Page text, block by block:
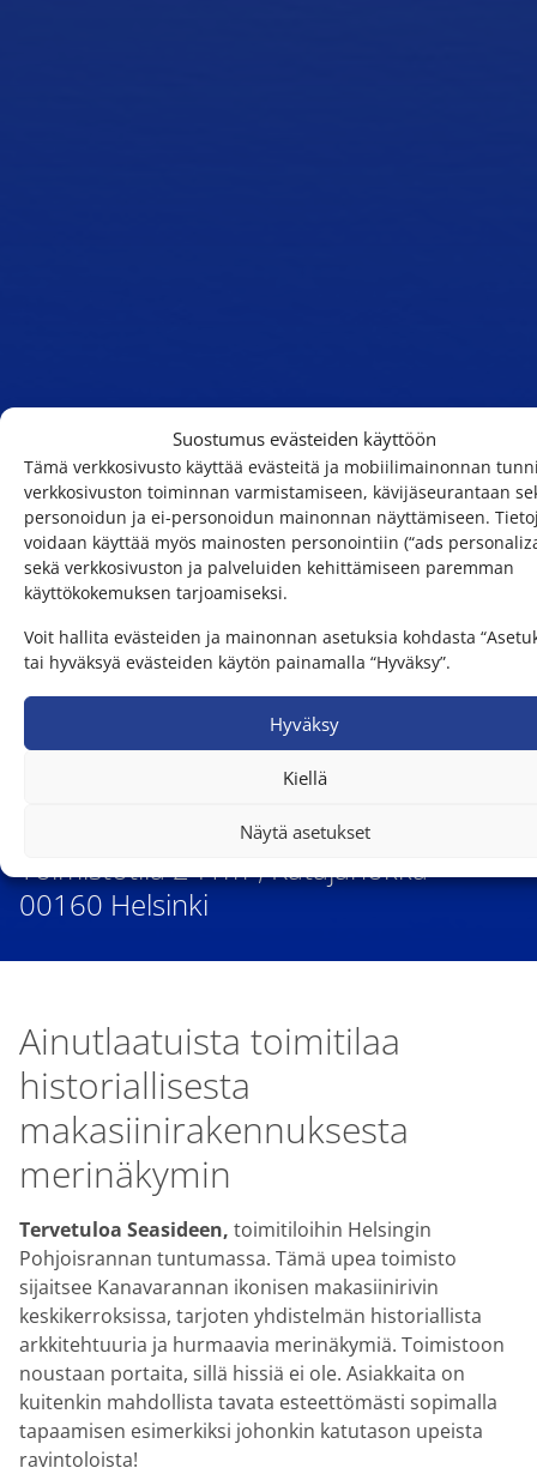
Suostumus evästeiden käyttöön
Tämä verkkosivusto käyttää evästeitä ja mobiilimainonnan
verkkosivuston toiminnan varmistamiseen, kävijäseurantaan
personoidun ja ei-personoidun mainonnan näyttämiseen.
voidaan käyttää myös mainosten personointiin (“ads
sekä verkkosivuston ja palveluiden kehittämiseen paremman
käyttökokemuksen tarjoamiseksi.
Voit hallita evästeiden ja mainonnan asetuksia kohdasta
tai hyväksyä evästeiden käytön painamalla “Hyväksy”.
Hyväksy
Kiellä
Näytä asetukset
Toimistotila 241m², Katajanokka
00160 Helsinki
Ainutlaatuista toimitilaa
historiallisesta
makasiinirakennuksesta
merinäkymin
Tervetuloa Seasideen, toimitiloihin Helsingin
Pohjoisrannan tuntumassa. Tämä upea toimisto
sijaitsee Kanavarannan ikonisen makasiinirivin
keskikerroksissa, tarjoten yhdistelmän historiallista
arkkitehtuuria ja hurmaavia merinäkymiä. Toimistoon
noustaan portaita, sillä hissiä ei ole. Asiakkaita on
kuitenkin mahdollista tavata esteettömästi sopimalla
tapaamisen esimerkiksi johonkin katutason upeista
ravintoloista!